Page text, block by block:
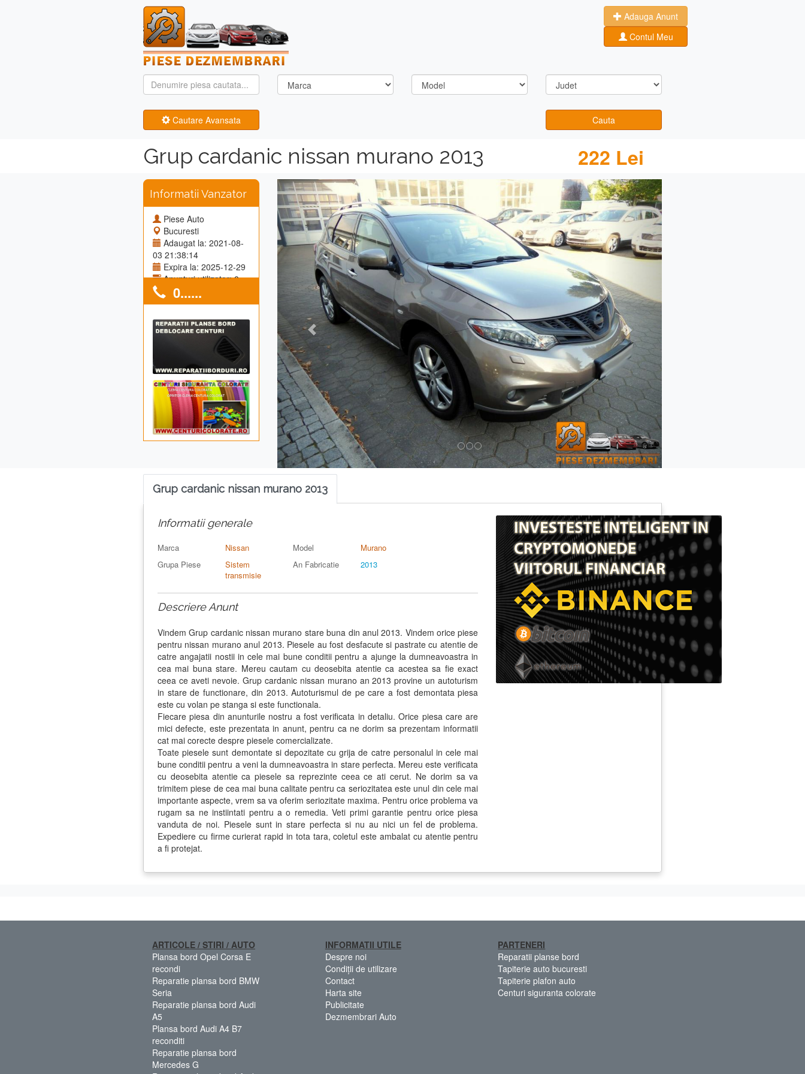
Adauga Anunt
Contul Meu
Cautare Avansata Cauta
Grup cardanic nissan murano 2013 222 Lei
Informatii Vanzator
Piese Auto
Bucuresti
Adaugat la: 2021-08-
03 21:38:14
Expira la: 2025-12-29
Anunturi utilizator: 0
0......
Previous Next
Grup cardanic nissan murano 2013
Informatii generale
Marca Nissan Model
Murano
Grupa Piese
Sistem
transmisie
An Fabricatie 2013
Descriere Anunt
Vindem Grup cardanic nissan murano stare buna din anul 2013. Vindem orice piese
pentru nissan murano anul 2013. Piesele au fost desfacute si pastrate cu atentie de
catre angajatii nostii in cele mai bune conditii pentru a ajunge la dumneavoastra in
cea mai buna stare. Mereu cautam cu deosebita atentie ca acestea sa fie exact
ceea ce aveti nevoie. Grup cardanic nissan murano an 2013 provine un autoturism
in stare de functionare, din 2013. Autoturismul de pe care a fost demontata piesa
este cu volan pe stanga si este functionala.
Fiecare piesa din anunturile nostru a fost verificata in detaliu. Orice piesa care are
mici defecte, este prezentata in anunt, pentru ca ne dorim sa prezentam informatii
cat mai corecte despre piesele comercializate.
Toate piesele sunt demontate si depozitate cu grija de catre personalul in cele mai
bune conditii pentru a veni la dumneavoastra in stare perfecta. Mereu este verificata
cu deosebita atentie ca piesele sa reprezinte ceea ce ati cerut. Ne dorim sa va
trimitem piese de cea mai buna calitate pentru ca seriozitatea este unul din cele mai
importante aspecte, vrem sa va oferim seriozitate maxima. Pentru orice problema va
rugam sa ne instiintati pentru a o remedia. Veti primi garantie pentru orice piesa
vanduta de noi. Piesele sunt in stare perfecta si nu au nici un fel de problema.
Expediere cu firme curierat rapid in tota tara, coletul este ambalat cu atentie pentru
a fi protejat.
ARTICOLE / STIRI / AUTO
Plansa bord Opel Corsa E
recondi
Reparatie plansa bord BMW
Seria
Reparatie plansa bord Audi
A5
Plansa bord Audi A4 B7
reconditi
Reparatie plansa bord
Mercedes G
INFORMATII UTILE
Despre noi
Condiții de utilizare
Contact
Harta site
Publicitate
Dezmembrari Auto
PARTENERI
Reparatii planse bord
Tapiterie auto bucuresti
Tapiterie plafon auto
Centuri siguranta colorate